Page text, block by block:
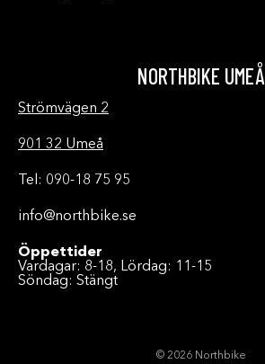
NORTHBIKE UMEÅ
Strömvägen 2
901 32 Umeå
Tel: 090-18 75 95
info@northbike.se
Öppettider
Vardagar: 8-18, Lördag: 11-15
Söndag: Stängt
© 2026 Northbike